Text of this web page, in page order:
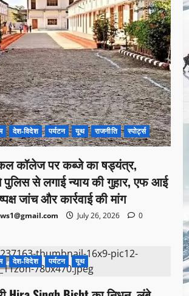
देश-विदेश पर्यटन यूथ राजनीति स्पोर्ट्स
कॉलेज पर कब्जे का षड्यंत्र,
से लगाई न्याय की गुहार, एफ आई
जांच और कार्रवाई की मांग
July 26, 2026
0
देश-विदेश पर्यटन यूथ